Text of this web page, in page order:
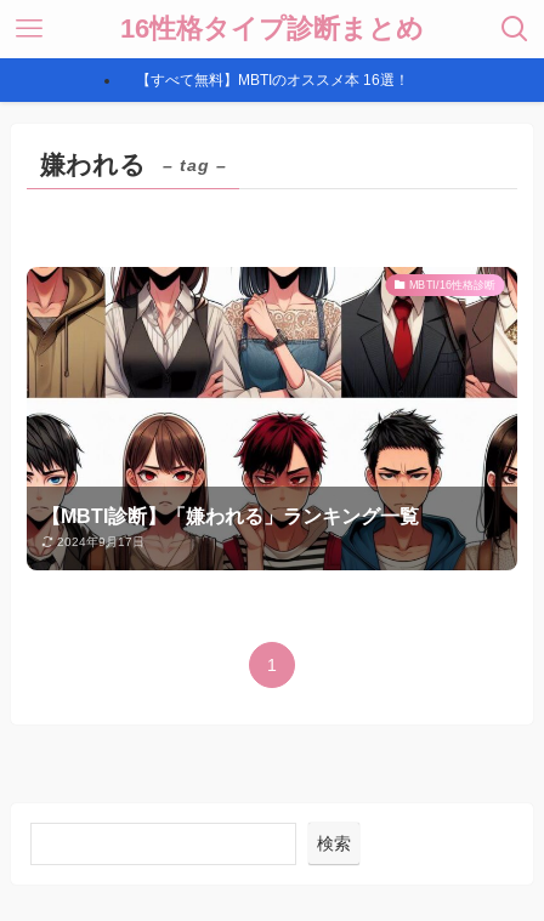
16性格タイプ診断まとめ
【すべて無料】MBTIのオススメ本 16選！
嫌われる – tag –
MBTI/16性格診断
【MBTI診断】「嫌われる」ランキング一覧
2024年9月17日
1
検索